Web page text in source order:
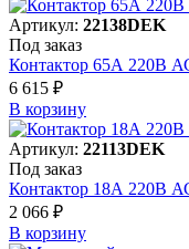
Артикул: 22138DEK
Под заказ
Контактор 65А 220В
6 615 ₽
В корзинy
Артикул: 22113DEK
Под заказ
Контактор 18А 220В
2 066 ₽
В корзинy